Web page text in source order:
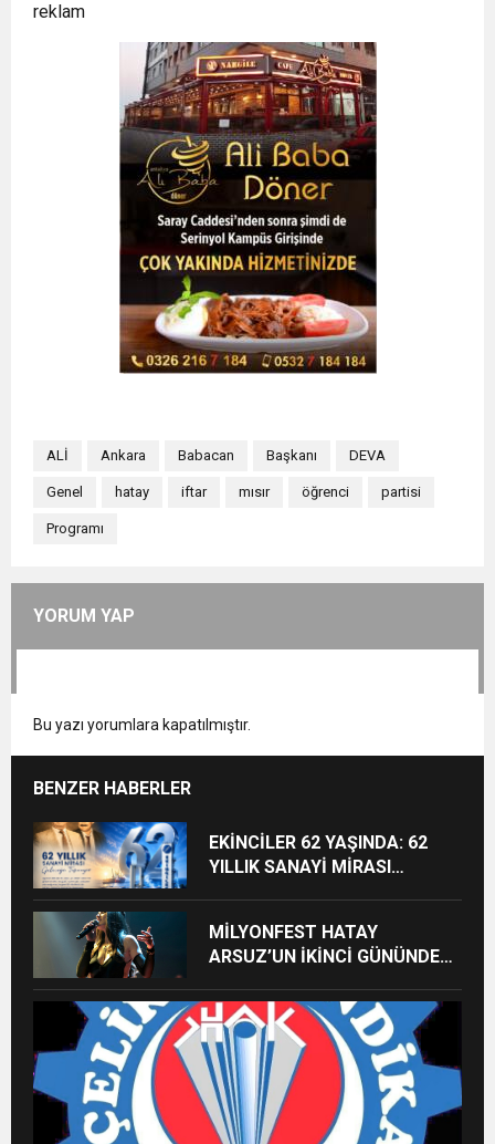
reklam
ALİ Ankara Babacan Başkanı DEVA
Genel hatay iftar mısır öğrenci partisi
Programı
YORUM YAP
Bu yazı yorumlara kapatılmıştır.
BENZER HABERLER
EKİNCİLER 62 YAŞINDA: 62
YILLIK SANAYİ MİRASI
MİLYONFEST HATAY
ARSUZ’UN İKİNCİ GÜNÜNDE
ALACAK